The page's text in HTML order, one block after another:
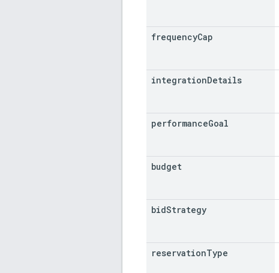
frequencyCap
integrationDetails
performanceGoal
budget
bidStrategy
reservationType